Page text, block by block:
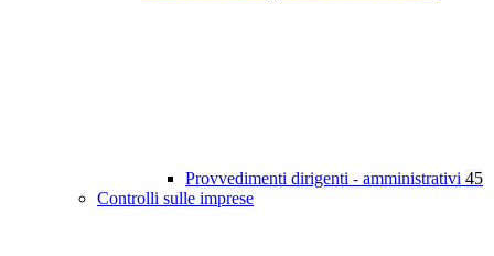
Provvedimenti dirigenti - amministrativi 45
Controlli sulle imprese